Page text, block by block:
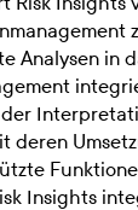
Analysen in
deren
Insights